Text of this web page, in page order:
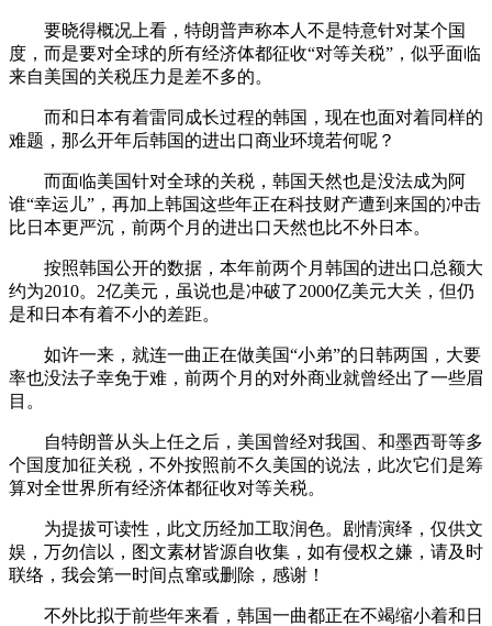
要晓得概况上看，特朗普声称本人不是特意针对某个国
度，而是要对全球的所有经济体都征收“对等关税”，似乎面临
来自美国的关税压力是差不多的。
而和日本有着雷同成长过程的韩国，现在也面对着同样的
难题，那么开年后韩国的进出口商业环境若何呢？
而面临美国针对全球的关税，韩国天然也是没法成为阿
谁“幸运儿”，再加上韩国这些年正在科技财产遭到来国的冲击
比日本更严沉，前两个月的进出口天然也比不外日本。
按照韩国公开的数据，本年前两个月韩国的进出口总额大
约为2010。2亿美元，虽说也是冲破了2000亿美元大关，但仍
是和日本有着不小的差距。
如许一来，就连一曲正在做美国“小弟”的日韩两国，大要
率也没法子幸免于难，前两个月的对外商业就曾经出了一些眉
目。
自特朗普从头上任之后，美国曾经对我国、和墨西哥等多
个国度加征关税，不外按照前不久美国的说法，此次它们是筹
算对全世界所有经济体都征收对等关税。
为提拔可读性，此文历经加工取润色。剧情演绎，仅供文
娱，万勿信以，图文素材皆源自收集，如有侵权之嫌，请及时
联络，我会第一时间点窜或删除，感谢！
不外比拟于前些年来看，韩国一曲都正在不竭缩小着和日